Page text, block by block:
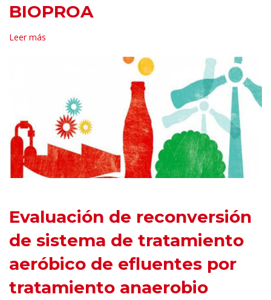
BIOPROA
Leer más
Evaluación de reconversión
de sistema de tratamiento
aeróbico de efluentes por
tratamiento anaerobio